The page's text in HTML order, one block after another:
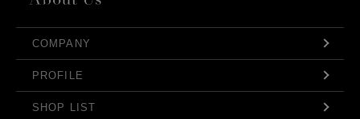
COMPANY
PROFILE
SHOP LIST